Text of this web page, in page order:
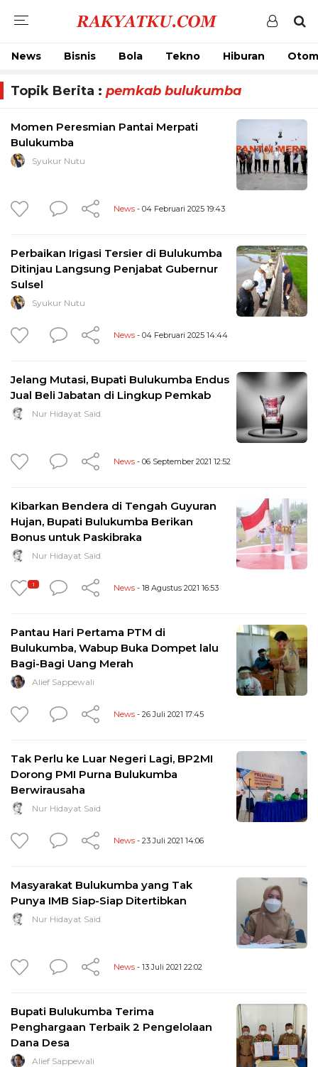
News Bisnis Bola Tekno Hiburan
Topik Berita : pemkab bulukumba
Momen Peresmian Pantai Merpati
Bulukumba
Syukur Nutu
News - 04 Februari 2025 19:43
Perbaikan Irigasi Tersier di Bulukumba
Ditinjau Langsung Penjabat Gubernur
Sulsel
Syukur Nutu
News - 04 Februari 2025 14:44
Jelang Mutasi, Bupati Bulukumba Endus
Jual Beli Jabatan di Lingkup Pemkab
Nur Hidayat Said
News - 06 September 2021 12:52
Kibarkan Bendera di Tengah Guyuran
Hujan, Bupati Bulukumba Berikan
Bonus untuk Paskibraka
Nur Hidayat Said
1 News - 18 Agustus 2021 16:53
Pantau Hari Pertama PTM di
Bulukumba, Wabup Buka Dompet lalu
Bagi-Bagi Uang Merah
Alief Sappewali
News - 26 Juli 2021 17:45
Tak Perlu ke Luar Negeri Lagi, BP2MI
Dorong PMI Purna Bulukumba
Berwirausaha
Nur Hidayat Said
News - 23 Juli 2021 14:06
Masyarakat Bulukumba yang Tak
Punya IMB Siap-Siap Ditertibkan
Nur Hidayat Said
News - 13 Juli 2021 22:02
Bupati Bulukumba Terima
Penghargaan Terbaik 2 Pengelolaan
Dana Desa
Alief Sappewali